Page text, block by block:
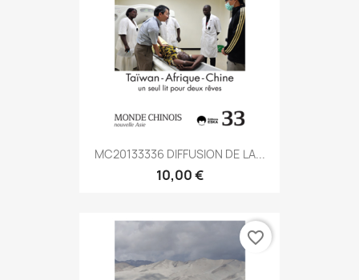
MC20133336 DIFFUSION DE LA...
10,00 €
favorite_border